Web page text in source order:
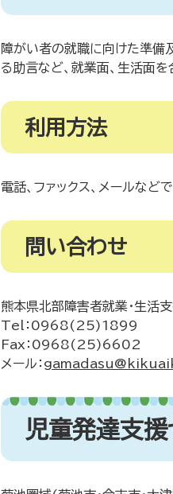
障がい者の就職に向けた準備
る助言など、就業面、生活面
利用方法
電話、ファックス、メールなど
問い合わせ
熊本県北部障害者就業・生活
Tel：0968(25)1899
Fax：0968(25)6602
メール：
児童発達支援